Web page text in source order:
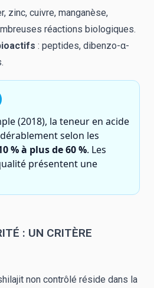
zinc, cuivre, manganèse,
réactions biologiques.
: peptides, dibenzo-α-
(2018), la teneur en acide
selon les
% à plus de 60 %. Les
présentent une
: UN CRITÈRE
non contrôlé réside dans la